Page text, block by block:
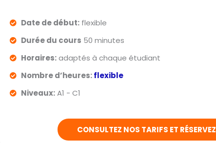
Date de début:flexible
Durée du cours 50 minutes
Horaires:adaptés à chaque étudiant
Nombre d’heures:flexible
Niveaux:A1 - C1
CONSULTEZ NOS TARIFS ET RÉSERVEZ